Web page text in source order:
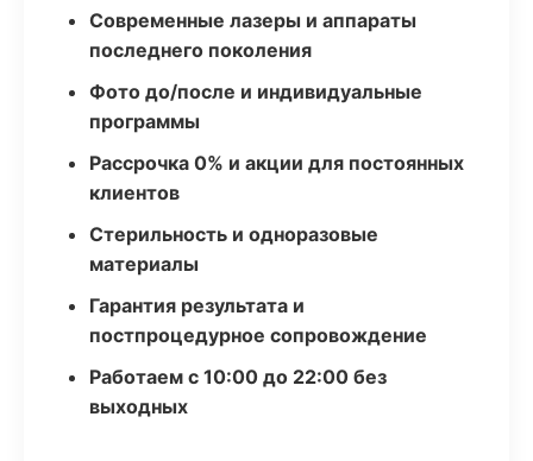
Современные лазеры и аппараты
последнего поколения
Фото до/после и индивидуальные
программы
Рассрочка 0% и акции для постоянных
клиентов
Стерильность и одноразовые
материалы
Гарантия результата и
постпроцедурное сопровождение
Работаем с 10:00 до 22:00 без
выходных